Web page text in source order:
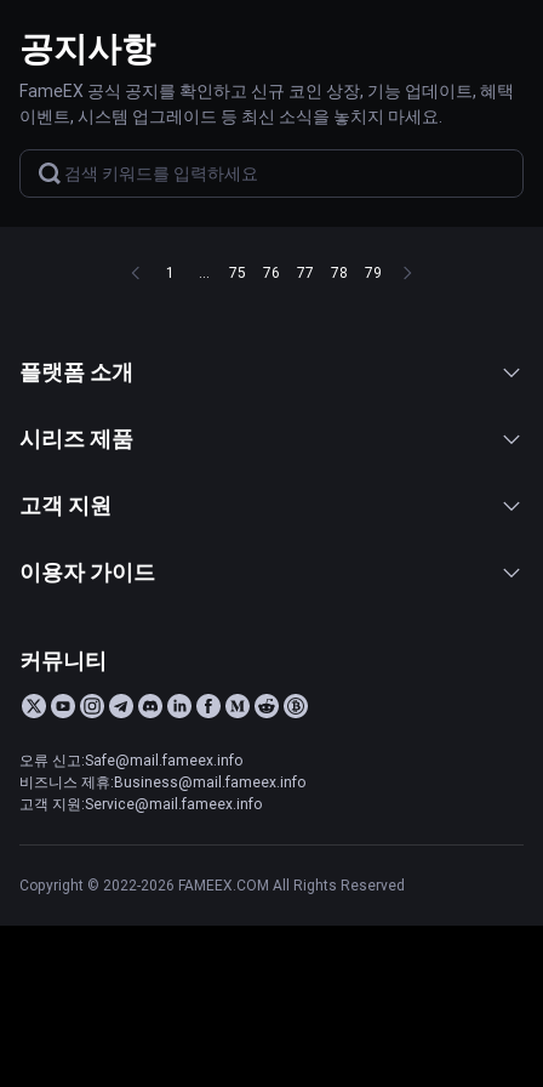
공지사항
FameEX 공식 공지를 확인하고 신규 코인 상장, 기능 업데이트, 혜택
이벤트, 시스템 업그레이드 등 최신 소식을 놓치지 마세요.
1 ... 75 76 77 78 79
플랫폼 소개
시리즈 제품
고객 지원
이용자 가이드
커뮤니티
오류 신고:Safe@mail.fameex.info
비즈니스 제휴:Business@mail.fameex.info
고객 지원:Service@mail.fameex.info
Copyright © 2022-2026 FAMEEX.COM All Rights Reserved